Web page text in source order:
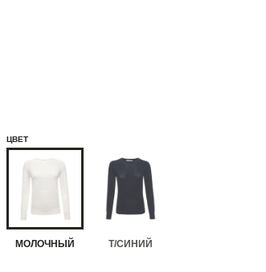
ЦВЕТ
МОЛОЧНЫЙ Т/СИНИЙ